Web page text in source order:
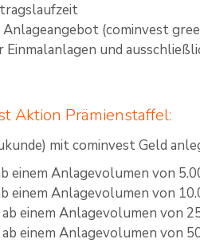
(cominvest
und
Aktion Prämienstaffel:
mit cominvest Geld
einem Anlagevolumen von
einem Anlagevolumen von
ab einem Anlagevolumen von
ab einem Anlagevolumen von